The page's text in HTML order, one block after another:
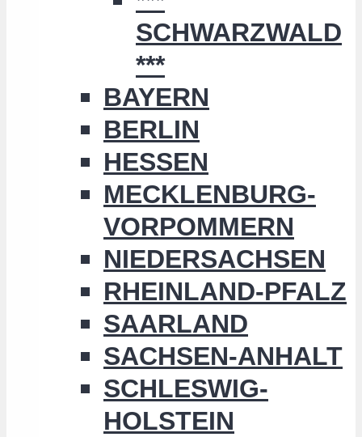
SCHWARZWALD
***
BAYERN
BERLIN
HESSEN
MECKLENBURG-
VORPOMMERN
NIEDERSACHSEN
RHEINLAND-PFALZ
SAARLAND
SACHSEN-ANHALT
SCHLESWIG-
HOLSTEIN